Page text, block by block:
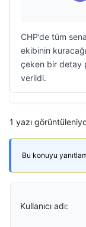
CHP’de tüm
ekibinin
çeken bir detay
verildi.
1 yazı
Bu konuyu
Kullanıcı adı: